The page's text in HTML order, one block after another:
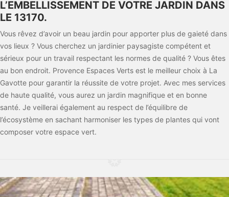
L’EMBELLISSEMENT DE VOTRE JARDIN DANS
LE 13170.
Vous rêvez d’avoir un beau jardin pour apporter plus de gaieté dans
vos lieux ? Vous cherchez un jardinier paysagiste compétent et
sérieux pour un travail respectant les normes de qualité ? Vous êtes
au bon endroit. Provence Espaces Verts est le meilleur choix à La
Gavotte pour garantir la réussite de votre projet. Avec mes services
de haute qualité, vous aurez un jardin magnifique et en bonne
santé. Je veillerai également au respect de l’équilibre de
l’écosystème en sachant harmoniser les types de plantes qui vont
composer votre espace vert.